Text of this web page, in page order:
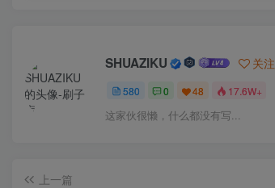
SHUAZIKU 关注
580 0 48 17.6W+
这家伙很懒，什么都没有写...
上一篇